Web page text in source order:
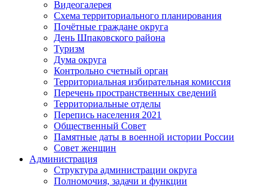
Видеогалерея
Схема территориального планирования
Почётные граждане округа
День Шпаковского района
Туризм
Дума округа
Контрольно счетный орган
Территориальная избирательная комиссия
Перечень пространственных сведений
Территориальные отделы
Перепись населения 2021
Общественный Совет
Памятные даты в военной истории России
Совет женщин
Администрация
Структура администрации округа
Полномочия, задачи и функции